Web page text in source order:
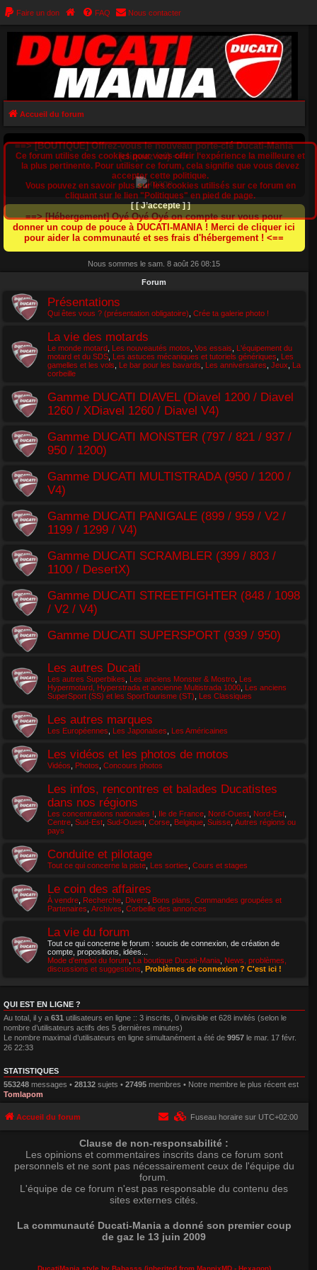
Faire un don FAQ Nous contacter
Accueil du forum
==> [BOUTIQUE] Offrez-vous le nouveau porte-clé Ducati-Mania
(cliquez ici) <==
==> [Hébergement] Oyé Oyé Oyé on compte sur vous pour
donner un coup de pouce à DUCATI-MANIA ! Merci de cliquer ici
pour aider la communauté et ses frais d'hébergement ! <==
Nous sommes le sam. 8 août 26 08:15
Forum
Présentations
Qui êtes vous ? (présentation obligatoire) Crée ta galerie photo !
La vie des motards
Le monde motard Les nouveautés motos Vos essais
L'équipement du
motard et du SDS Les astuces mécaniques et tutoriels génériques
Les
gamelles et les vols
Le bar pour les bavards Les anniversaires Jeux
La
corbeille
Gamme DUCATI DIAVEL (Diavel 1200 / Diavel
1260 / XDiavel 1260 / Diavel V4)
Gamme DUCATI MONSTER (797 / 821 / 937 /
950 / 1200)
Gamme DUCATI MULTISTRADA (950 / 1200 /
V4)
Gamme DUCATI PANIGALE (899 / 959 / V2 /
1199 / 1299 / V4)
Gamme DUCATI SCRAMBLER (399 / 803 /
1100 / DesertX)
Gamme DUCATI STREETFIGHTER (848 / 1098
/ V2 / V4)
Gamme DUCATI SUPERSPORT (939 / 950)
Les autres Ducati
Les autres Superbikes Les anciens Monster & Mostro Les
Hypermotard, Hyperstrada et ancienne Multistrada 1000 Les anciens
SuperSport (SS) et les SportTourisme (ST)
Les Classiques
Les autres marques
Les Européennes Les Japonaises Les Américaines
Les vidéos et les photos de motos
Vidéos Photos Concours photos
Les infos, rencontres et balades Ducatistes
dans nos régions
Les concentrations nationales ! Ile de France Nord-Ouest Nord-Est
Centre Sud-Est Sud-Ouest Corse Belgique Suisse Autres régions ou
pays
Conduite et pilotage
Tout ce qui concerne la piste Les sorties Cours et stages
Le coin des affaires
À vendre Recherche Divers
Bons plans, Commandes groupées et
Partenaires Archives Corbeille des annonces
La vie du forum
Tout ce qui concerne le forum : soucis de connexion, de création de
compte, propositions, idées...
Mode d'emploi du forum La boutique Ducati-Mania News, problèmes,
discussions et suggestions Problèmes de connexion ? C'est ici !
QUI EST EN LIGNE ?
Au total, il y a 631 utilisateurs en ligne :: 3 inscrits, 0 invisible et 628 invités (selon le
nombre d’utilisateurs actifs des 5 dernières minutes)
Le nombre maximal d’utilisateurs en ligne simultanément a été de 9957 le mar. 17 févr.
26 22:33
STATISTIQUES
553248 messages • 28132 sujets • 27495 membres • Notre membre le plus récent est
Tomlapom
Ce forum utilise des cookies pour vous offrir l‘expérience la meilleure et
la plus pertinente. Pour utiliser ce forum, cela signifie que vous devez
accepter cette politique.
Vous pouvez en savoir plus sur les cookies utilisés sur ce forum en
cliquant sur le lien "Politiques" en pied de page.
[ [ J’accepte ] ]
Accueil du forum Fuseau horaire sur UTC+02:00
Clause de non-responsabilité :
Les opinions et commentaires inscrits dans ce forum sont
personnels et ne sont pas nécessairement ceux de l'équipe du
forum.
L'équipe de ce forum n'est pas responsable du contenu des
sites externes cités.
La communauté Ducati-Mania a donné son premier coup
de gaz le 13 juin 2009